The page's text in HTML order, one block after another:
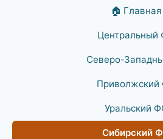
🏠 Главная
Центральный
Северо-
Уральский
Сибирский